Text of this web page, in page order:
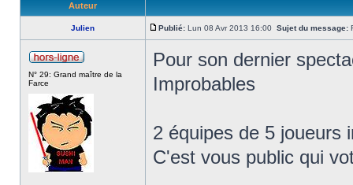
Auteur
Julien Publié: Lun 08 Avr 2013 16:00 Sujet du message:
N° 29: Grand maître de la
Farce
Pour son dernier
Improbables
2 équipes de 5 joueurs
C'est vous public qui